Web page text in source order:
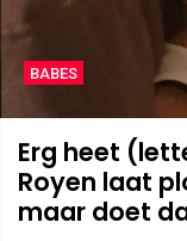
BABES
Erg heet
Royen laat
maar doet